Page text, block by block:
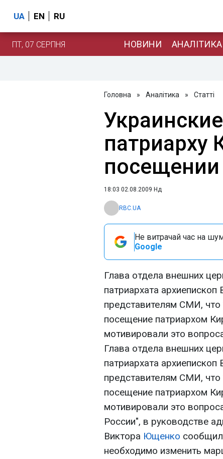
UA EN RU
ПТ, 07 СЕРПНЯ НОВИНИ АНАЛІТИКА
Головна » Аналітика » Статті
патриарху
18:03 02.08.2009 Нд
RBC.UA
Не витрачай час на
Google
Глава отдела внешних
патриархата
представителям СМИ, что
посещение патриархом
мотивировали это
Глава отдела внешних
патриархата
представителям СМИ, что
посещение патриархом
мотивировали это
России", в руководстве
Виктора Ющенко
необходимо изменить